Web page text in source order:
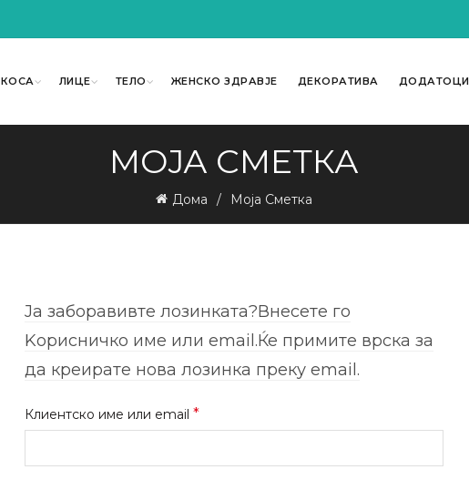
КОСА ЛИЦЕ ТЕЛО ЖЕНСКО ЗДРАВЈЕ ДЕКОРАТИВА ДОДАТОЦИ
МОЈА СМЕТКА
Дома Моја Сметка
Ја заборавивте лозинката?Внесете го
Kорисничко име или email.Ќе примите врска за
да креирате нова лозинка преку email.
Клиентско име или email *Задолжително